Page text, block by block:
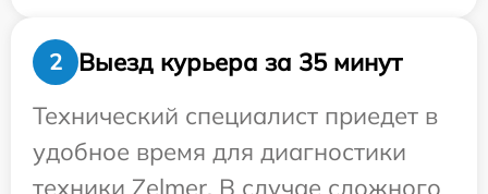
2
Выезд курьера за 35 минут
Технический специалист приедет в
удобное время для диагностики
техники Zelmer. В случае сложного